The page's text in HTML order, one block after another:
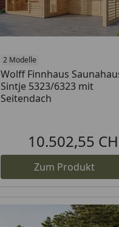
2 Modelle
Wolff Finnhaus
Sintje 5323/6323 mit
Seitendach
10.502,55
Zum Produkt